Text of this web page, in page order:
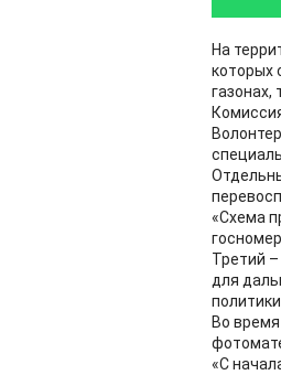
​На
которых
газонах,
«Схема
Третий
для
Во
«С